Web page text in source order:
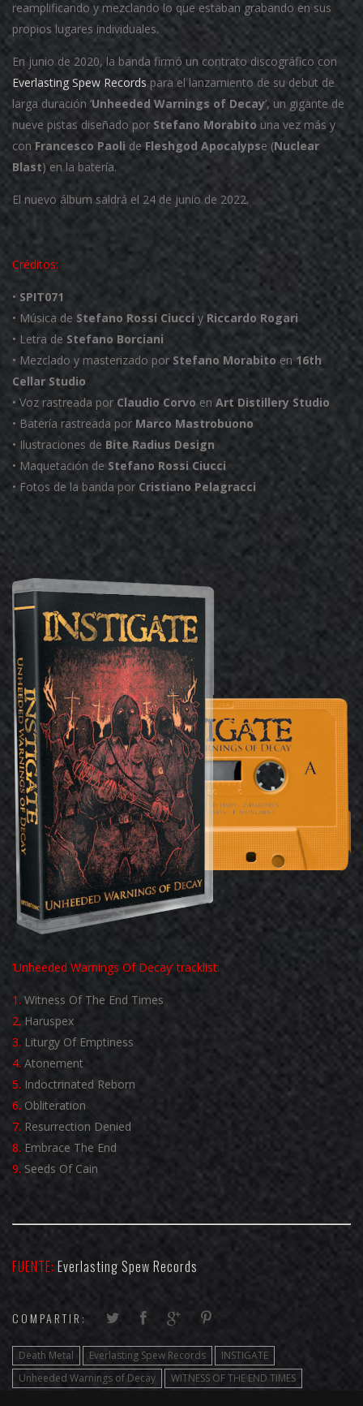
reamplificando y mezclando lo que estaban grabando en sus
propios lugares individuales.
En junio de 2020, la banda firmó un contrato discográfico con
Everlasting Spew Recordspara el lanzamiento de su debut de
larga duración ‘Unheeded Warnings of Decay’, un gigante de
nueve pistas diseñado por Stefano Morabito una vez más y
conFrancesco Paoli deFleshgod Apocalypse (Nuclear
Blast) en la batería.
El nuevo álbum saldrá el 24 de junio de 2022.
Créditos:
• SPIT071
• Música de Stefano Rossi Ciucci y Riccardo Rogari
• Letra de Stefano Borciani
• Mezclado y masterizado por Stefano Morabito en 16th
Cellar Studio
• Voz rastreada por Claudio Corvoen Art Distillery Studio
• Batería rastreada por Marco Mastrobuono
• Ilustraciones de Bite Radius Design
• Maquetación de Stefano Rossi Ciucci
• Fotos de la banda por Cristiano Pelagracci
‘Unheeded Warnings Of Decay’ tracklist:
1. Witness Of The End Times
2. Haruspex
3. Liturgy Of Emptiness
4. Atonement
5. Indoctrinated Reborn
6. Obliteration
7. Resurrection Denied
8. Embrace The End
9. Seeds Of Cain
FUENTE: Everlasting Spew Records
COMPARTIR:
Death Metal Everlasting Spew Records
INSTIGATE
Unheeded Warnings of Decay
WITNESS OF THE END TIMES